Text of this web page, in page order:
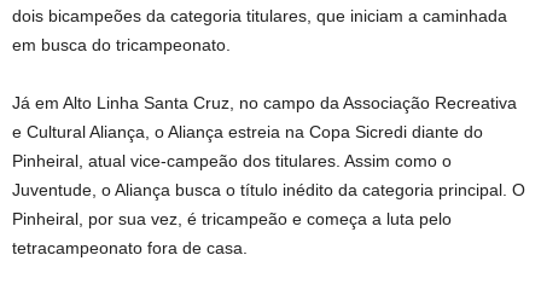
dois bicampeões da categoria titulares, que iniciam a caminhada
em busca do tricampeonato.
Já em Alto Linha Santa Cruz, no campo da Associação Recreativa
e Cultural Aliança, o Aliança estreia na Copa Sicredi diante do
Pinheiral, atual vice-campeão dos titulares. Assim como o
Juventude, o Aliança busca o título inédito da categoria principal. O
Pinheiral, por sua vez, é tricampeão e começa a luta pelo
tetracampeonato fora de casa.